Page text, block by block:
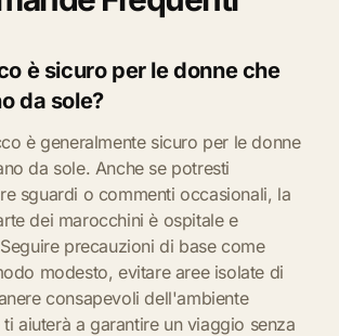
è sicuro per le donne che
da sole?
è generalmente sicuro per le donne
da sole. Anche se potresti
sguardi o commenti occasionali, la
dei marocchini è ospitale e
precauzioni di base come
modesto, evitare aree isolate di
consapevoli dell'ambiente
aiuterà a garantire un viaggio senza